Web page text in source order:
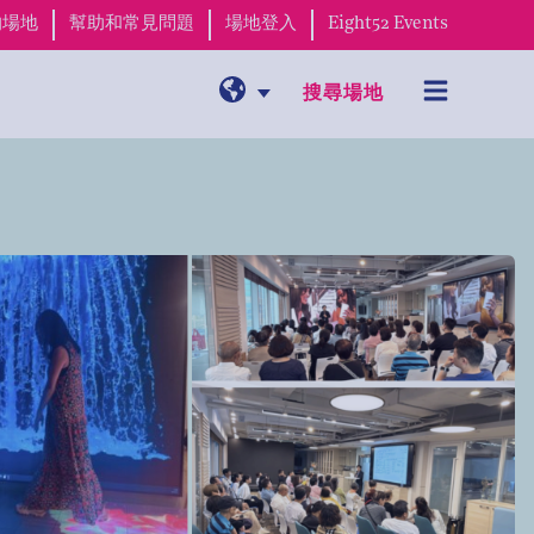
地 幫助和常見問題 場地登入 Eight52 Events
搜尋場地